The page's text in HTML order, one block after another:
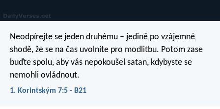
Neodpírejte se jeden druhému – jedině po vzájemné
shodě, že se na čas uvolníte pro modlitbu. Potom zase
buďte spolu, aby vás nepokoušel satan, kdybyste se
nemohli ovládnout.
1. Korintským 7:5 - B21